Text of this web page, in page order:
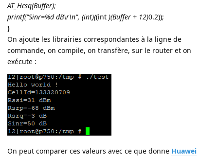
AT_Hcsq(Buffer);
printf("Sinr=%d dB\r\n", (int)((int )(Buffer + 12)0.2));
}
On ajoute les librairies correspondantes à la ligne de
commande, on compile, on transfère, sur le router et on
exécute :
On peut comparer ces valeurs avec ce que donne Huawei